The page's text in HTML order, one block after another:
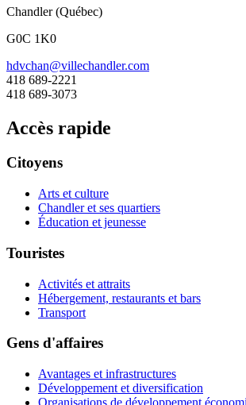
Chandler (Québec)
G0C 1K0
hdvchan@villechandler.com
418 689-2221
418 689-3073
Accès rapide
Citoyens
Arts et culture
Chandler et ses quartiers
Éducation et jeunesse
Touristes
Activités et attraits
Hébergement, restaurants et bars
Transport
Gens d'affaires
Avantages et infrastructures
Développement et diversification
Organisations de développement